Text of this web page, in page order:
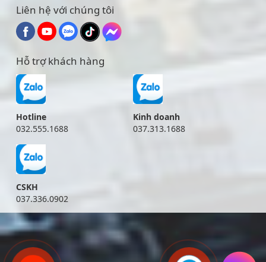
Liên hệ với chúng tôi
Hỗ trợ khách hàng
Hotline
032.555.1688
Kinh doanh
037.313.1688
CSKH
037.336.0902